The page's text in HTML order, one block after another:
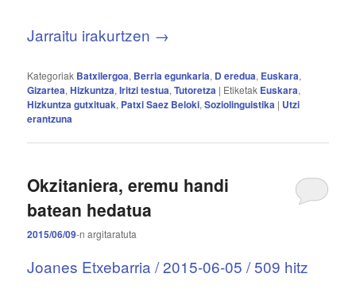
Jarraitu irakurtzen →
Kategoriak Batxilergoa, Berria egunkaria, D eredua, Euskara,
Gizartea,Hizkuntza,Iritzi testua,Tutoretza | Etiketak Euskara,
Hizkuntza gutxituak, Patxi Saez Beloki,Soziolinguistika | Utzi
erantzuna
Okzitaniera, eremu handi
batean hedatua
2015/06/09-nargitaratuta
Joanes Etxebarria / 2015-06-05 / 509 hitz